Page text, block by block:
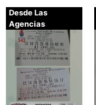
Desde Las
Agencias